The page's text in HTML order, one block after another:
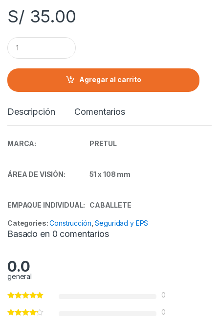
S/ 35.00
C
a
n
i
d
Agregar al carrito
Descripción Comentarios
MARCA: PRETUL
ÁREA DE VISIÓN: 51 x 108 mm
EMPAQUE INDIVIDUAL: CABALLETE
Categories:Construcción ,Seguridad y EPS
Basado en 0 comentarios
0.0
general
0
0